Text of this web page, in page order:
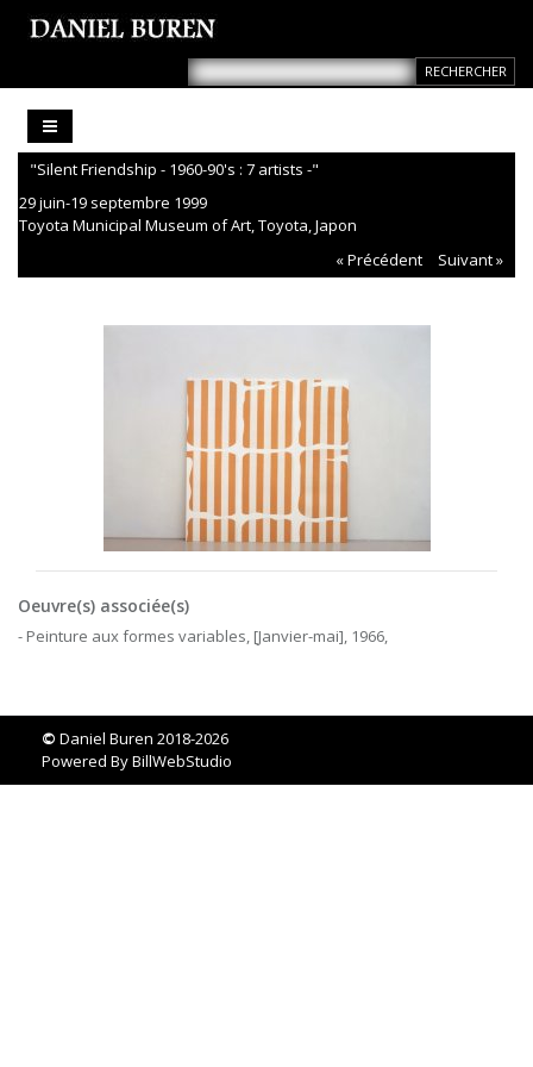
"Silent Friendship - 1960-90's : 7 artists -"
29 juin-19 septembre 1999
Toyota Municipal Museum of Art, Toyota, Japon
« Précédent
Suivant »
Oeuvre(s) associée(s)
- Peinture aux formes variables, [Janvier-mai], 1966,
© Daniel Buren 2018-2026
Powered ByBillWebStudio